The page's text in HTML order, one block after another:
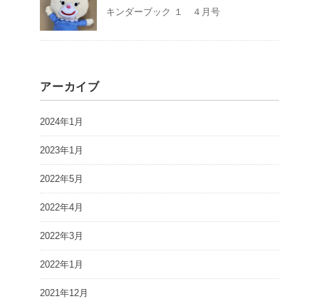
キンダーブック １ ４月号
アーカイブ
2024年1月
2023年1月
2022年5月
2022年4月
2022年3月
2022年1月
2021年12月